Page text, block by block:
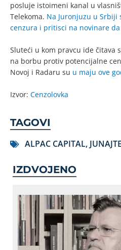
posluje istoimeni kanal u
Telekoma. Na Juronjuzu u Srbiji
cenzura i pritisci na novinare
Sluteći u kom pravcu ide čitava
na borbu protiv potencijalne
Novoj i Radaru su u maju ove
Izvor: Cenzolovka
TAGOVI
ALPAC CAPITAL,
IZDVOJENO